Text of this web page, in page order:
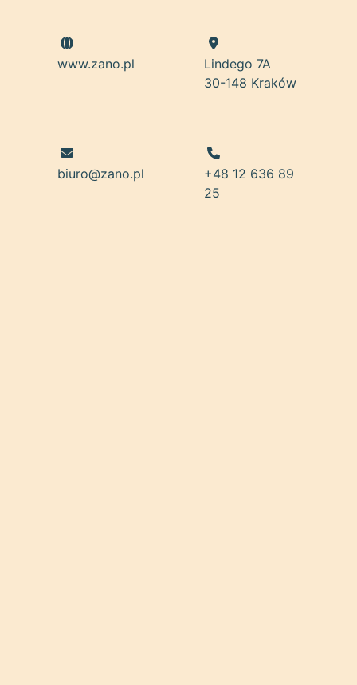
www.zano.pl
Lindego 7A
30-148 Kraków
biuro@zano.pl
+48 12 636 89
25